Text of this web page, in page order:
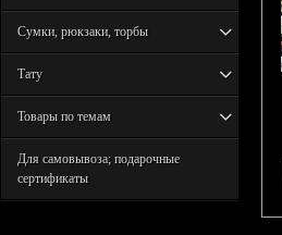
Сумки, рюкзаки, торбы
Тату
Товары по темам
Для самовывоза; подарочные
сертификаты